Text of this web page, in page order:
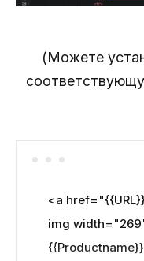
(Можете
<a
img